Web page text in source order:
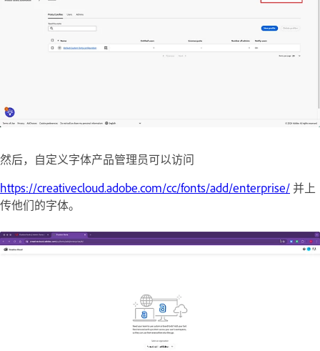
然后，自定义字体产品管理员可以访问
https://creativecloud.adobe.com/cc/fonts/add/enterprise/ 并上
传他们的字体。